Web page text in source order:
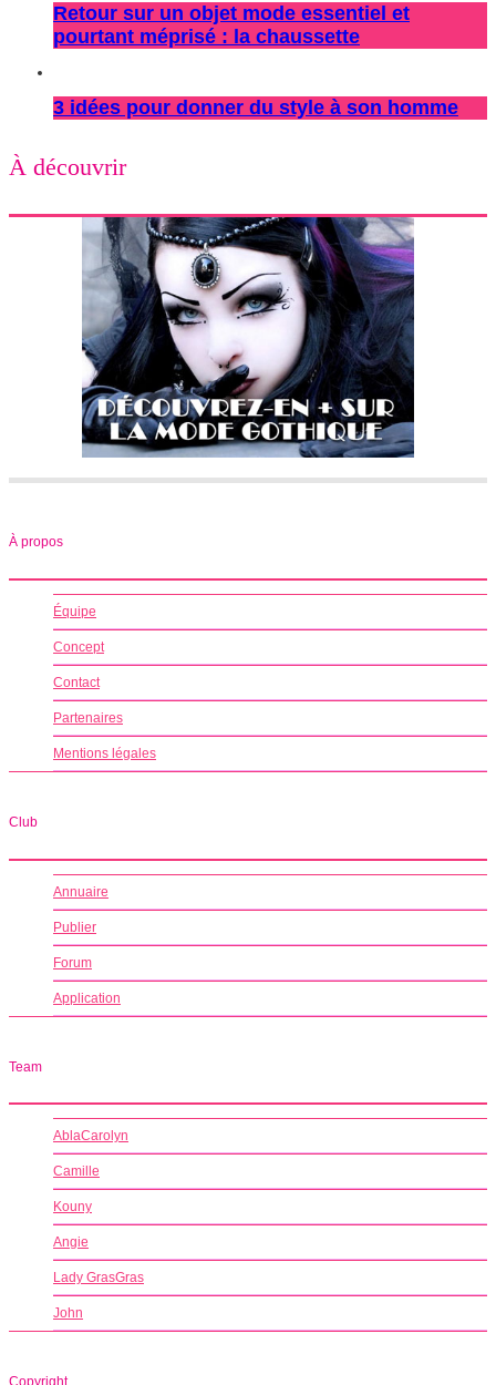
Retour sur un objet mode essentiel et
pourtant méprisé : la chaussette
3 idées pour donner du style à son homme
À découvrir
À propos
Équipe
Concept
Contact
Partenaires
Mentions légales
Club
Annuaire
Publier
Forum
Application
Team
AblaCarolyn
Camille
Kouny
Angie
Lady GrasGras
John